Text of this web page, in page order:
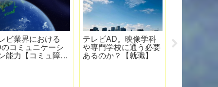
レビディレクターの
婚式。プロフィール
ービー作りの裏側
テレビ業界で仕事する
女性の話①【女性AD
がどこかに消えてしま